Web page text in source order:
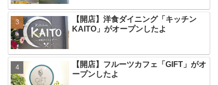
【開店】洋食ダイニング「キッチン
KAITO」がオープンしたよ
【開店】フルーツカフェ「GIFT」がオ
ープンしたよ